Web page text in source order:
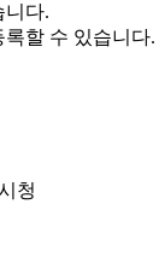
니다.
할 수 있습니다.
청